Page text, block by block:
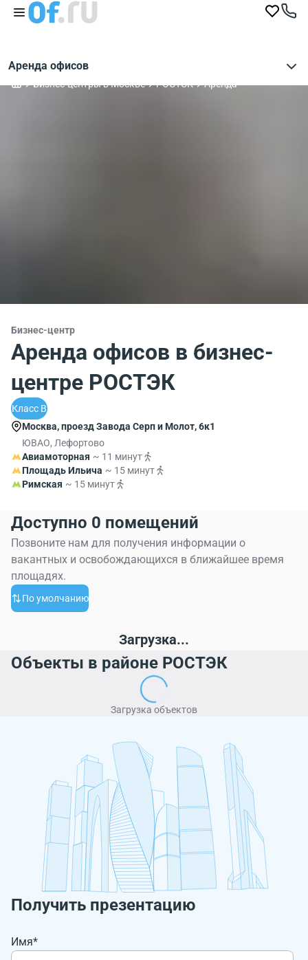
Аренда офисов
Бизнес-центры в Москве РОСТЭК Аренда
Бизнес-центр
Аренда офисов в бизнес-
центре РОСТЭК
Класс B
Москва, проезд Завода Серп и Молот, 6к1
ЮВАО, Лефортово
Авиамоторная ~ 11 минут
Площадь Ильича ~ 15 минут
Римская ~ 15 минут
Доступно 0 помещений
Позвоните нам для получения информации о
вакантных и освобождающихся в ближайшее время
площадях.
По умолчанию
Загрузка...
Объекты в районе РОСТЭК
Загрузка объектов
Получить презентацию
Имя*